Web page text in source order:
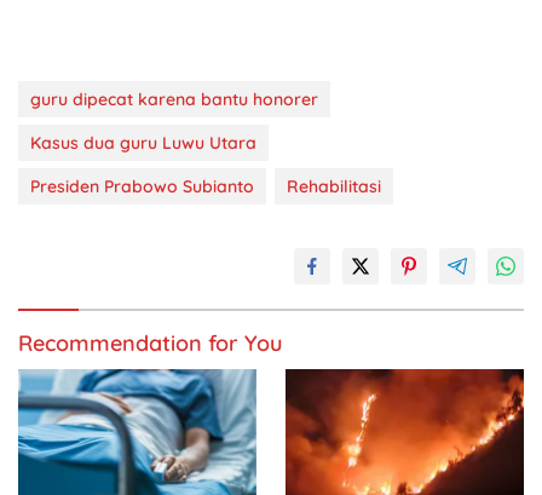
guru dipecat karena bantu honorer
Kasus dua guru Luwu Utara
Presiden Prabowo Subianto
Rehabilitasi
Recommendation for You